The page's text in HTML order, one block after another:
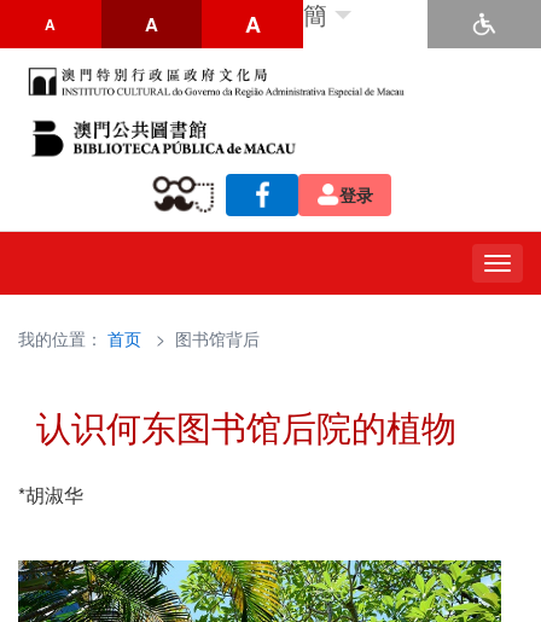
A A A 簡
登录
我的位置： 首页 > 图书馆背后
认识何东图书馆后院的植物
*胡淑华